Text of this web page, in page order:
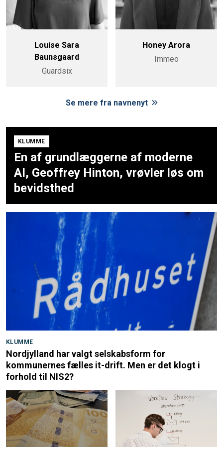
Louise Sara
Baunsgaard
Guardsix
Honey Arora
Immeo
Se mere fra navnenyt
KLUMME
En af grundlæggerne af moderne
AI, Geoffrey Hinton, vrøvler løs om
bevidsthed
KLUMME
Nordjylland har valgt selskabsform for
kommunernes fælles it-drift. Men er det klogt i
forhold til NIS2?